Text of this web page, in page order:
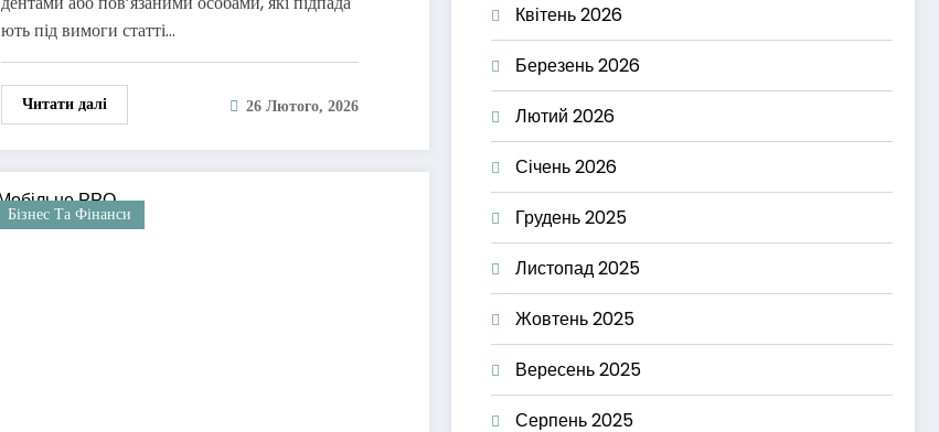
ють під вимоги статті…
Читати далі 26 Лютого, 2026
Бізнес Та Фінанси
Квітень 2026
Березень 2026
Лютий 2026
Січень 2026
Грудень 2025
Листопад 2025
Жовтень 2025
Вересень 2025
Серпень 2025